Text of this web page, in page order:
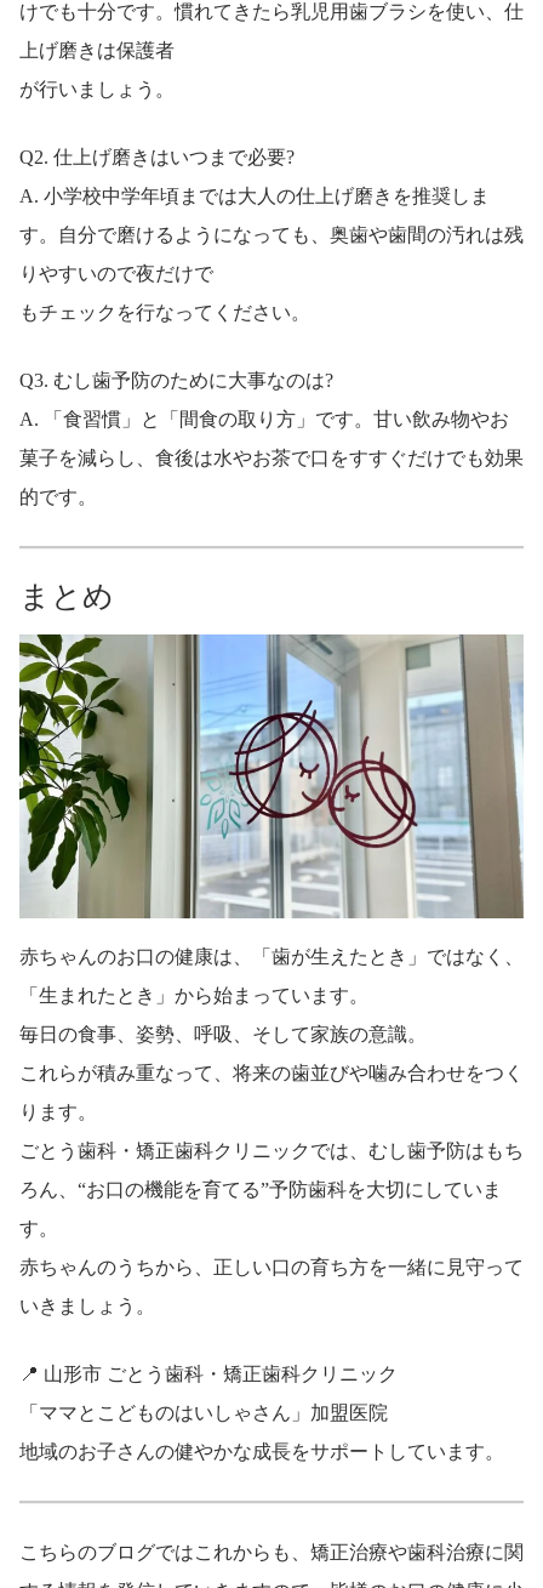
けでも十分です。慣れてきたら乳児用歯ブラシを使い、仕
上げ磨きは保護者
が行いましょう。
Q2. 仕上げ磨きはいつまで必要?
A. 小学校中学年頃までは大人の仕上げ磨きを推奨しま
す。自分で磨けるようになっても、奥歯や歯間の汚れは残
りやすいので夜だけで
もチェックを行なってください。
Q3. むし歯予防のために大事なのは?
A. 「食習慣」と「間食の取り方」です。甘い飲み物やお
菓子を減らし、食後は水やお茶で口をすすぐだけでも効果
的です。
まとめ
赤ちゃんのお口の健康は、「歯が生えたとき」ではなく、
「生まれたとき」から始まっています。
毎日の食事、姿勢、呼吸、そして家族の意識。
これらが積み重なって、将来の歯並びや噛み合わせをつく
ります。
ごとう歯科・矯正歯科クリニックでは、むし歯予防はもち
ろん、“お口の機能を育てる”予防歯科を大切にしていま
す。
赤ちゃんのうちから、正しい口の育ち方を一緒に見守って
いきましょう。
📍 山形市 ごとう歯科・矯正歯科クリニック
「ママとこどものはいしゃさん」加盟医院
地域のお子さんの健やかな成長をサポートしています。
こちらのブログではこれからも、矯正治療や歯科治療に関